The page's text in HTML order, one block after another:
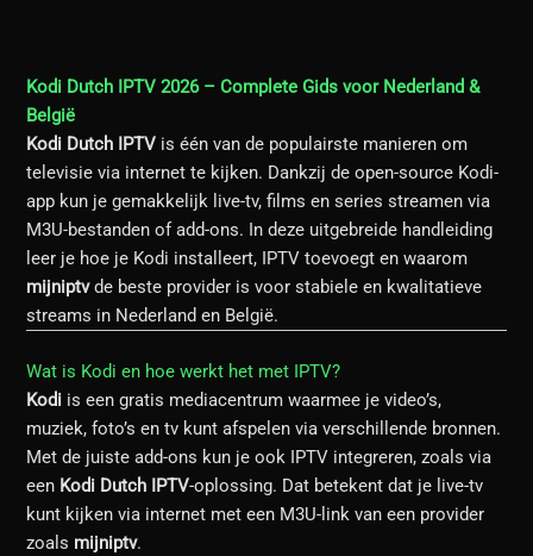
Kodi Dutch IPTV 2026– Complete Gids voor Nederland &
België
Kodi Dutch IPTV is één van de populairste manieren om
televisie via internet te kijken. Dankzij de open-source Kodi-
app kun je gemakkelijk live-tv, films en series streamen via
M3U-bestanden of add-ons. In deze uitgebreide handleiding
leer je hoe je Kodi installeert, IPTV toevoegt en waarom
mijniptvde beste provider is voor stabiele en kwalitatieve
streams in Nederland en België.
Wat is Kodi en hoe werkt het met IPTV?
Kodi is een gratis mediacentrum waarmee je video’s,
muziek, foto’s en tv kunt afspelen via verschillende bronnen.
Met de juiste add-ons kun je ook IPTV integreren, zoals via
een Kodi Dutch IPTV-oplossing. Dat betekent dat je live-tv
kunt kijken via internet met een M3U-link van een provider
zoals mijniptv.